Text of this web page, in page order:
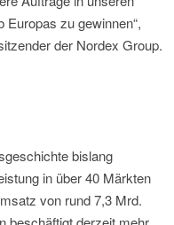
Europas zu gewinnen“,
der Nordex Group.
bislang
in über 40 Märkten
von rund 7,3 Mrd.